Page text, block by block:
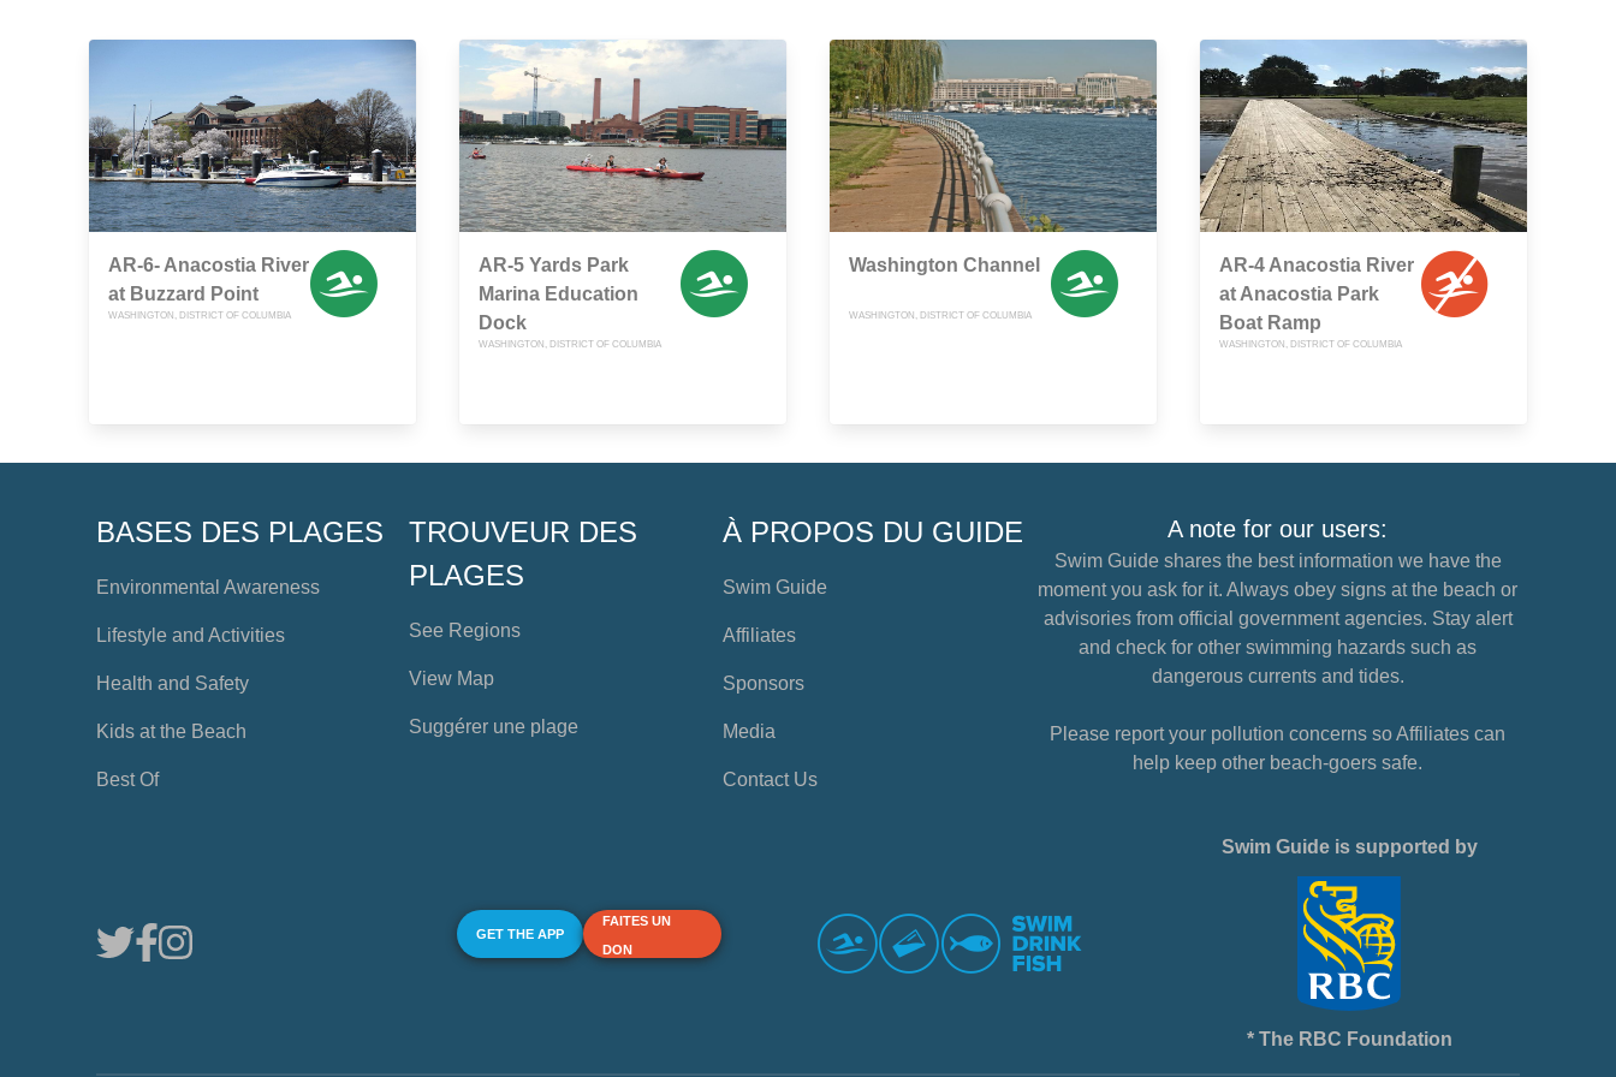
AR-6- Anacostia River
at Buzzard Point
WASHINGTON, DISTRICT OF COLUMBIA
AR-5 Yards Park
Marina Education
Dock
WASHINGTON, DISTRICT OF COLUMBIA
Washington Channel
WASHINGTON, DISTRICT OF COLUMBIA
AR-4 Anacostia River
at Anacostia Park
Boat Ramp
WASHINGTON, DISTRICT OF COLUMBIA
BASES DES PLAGES
Environmental Awareness
Lifestyle and Activities
Health and Safety
Kids at the Beach
Best Of
TROUVEUR DES
PLAGES
See Regions
View Map
Suggérer une plage
À PROPOS DU GUIDE
Swim Guide
Affiliates
Sponsors
Media
Contact Us
A note for our users:
Swim Guide shares the best information we have the
moment you ask for it. Always obey signs at the beach or
advisories from official government agencies. Stay alert
and check for other swimming hazards such as
dangerous currents and tides.
Please report your pollution concerns so Affiliates can
help keep other beach-goers safe.
GET THE APP
FAITES UN
DON
Swim Guide is supported by
* The RBC Foundation